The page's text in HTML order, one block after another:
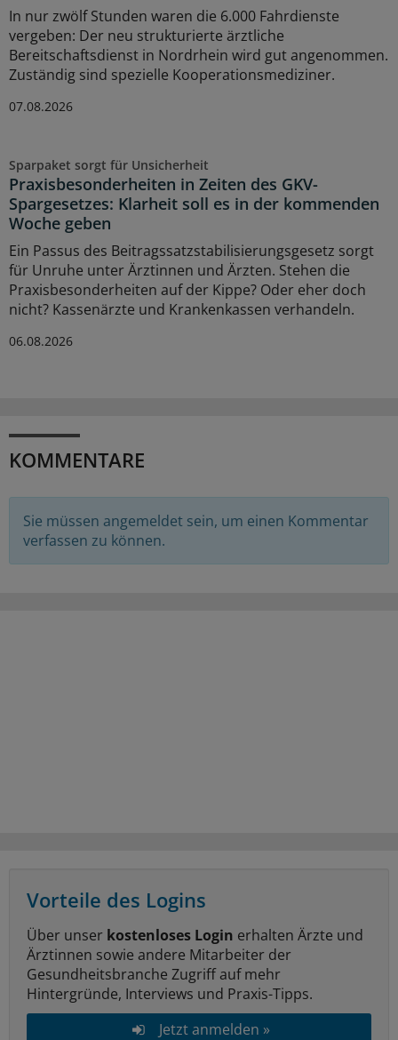
In nur zwölf Stunden waren die 6.000 Fahrdienste
vergeben: Der neu strukturierte ärztliche
Bereitschaftsdienst in Nordrhein wird gut angenommen.
Zuständig sind spezielle Kooperationsmediziner.
07.08.2026
Sparpaket sorgt für Unsicherheit
Praxisbesonderheiten in Zeiten des GKV-
Spargesetzes: Klarheit soll es in der kommenden
Woche geben
Ein Passus des Beitragssatzstabilisierungsgesetz sorgt
für Unruhe unter Ärztinnen und Ärzten. Stehen die
Praxisbesonderheiten auf der Kippe? Oder eher doch
nicht? Kassenärzte und Krankenkassen verhandeln.
06.08.2026
KOMMENTARE
Sie müssen angemeldet sein, um einen Kommentar
verfassen zu können.
Vorteile des Logins
Über unser kostenloses Login erhalten Ärzte und
Ärztinnen sowie andere Mitarbeiter der
Gesundheitsbranche Zugriff auf mehr
Hintergründe, Interviews und Praxis-Tipps.
Jetzt anmelden »